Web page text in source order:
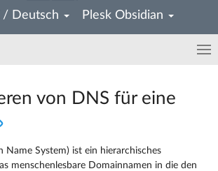
/ Deutsch Plesk Obsidian
von DNS für eine
Name System) ist ein hierarchisches
menschenlesbare Domainnamen in die den